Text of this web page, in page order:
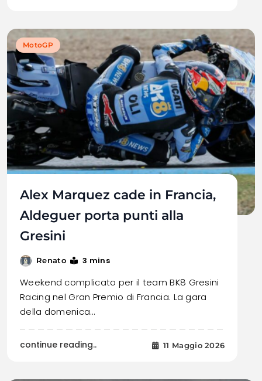
MotoGP
Alex Marquez cade in Francia,
Aldeguer porta punti alla
Gresini
Renato 3 mins
Weekend complicato per il team BK8 Gresini
Racing nel Gran Premio di Francia. La gara
della domenica…
continue reading.. 11 Maggio 2026